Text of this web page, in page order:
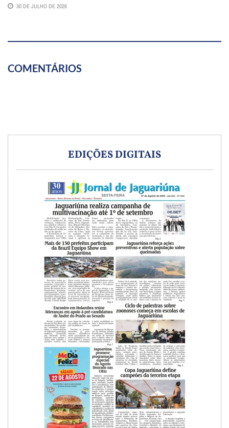
30 DE JULHO DE 2026
COMENTÁRIOS
EDIÇÕES DIGITAIS